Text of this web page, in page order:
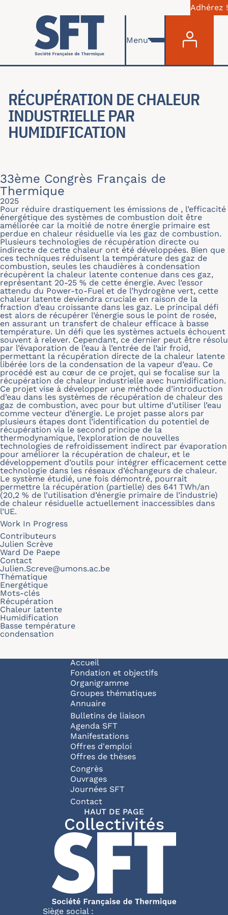
Aller au contenu principal
Adhérez !
Menu
RÉCUPÉRATION DE CHALEUR
INDUSTRIELLE PAR
HUMIDIFICATION
33ème Congrès Français de
Thermique
2025
Pour réduire drastiquement les émissions de , l’efficacité
énergétique des systèmes de combustion doit être
améliorée car la moitié de notre énergie primaire est
perdue en chaleur résiduelle via les gaz de combustion.
Plusieurs technologies de récupération directe ou
indirecte de cette chaleur ont été développées. Bien que
ces techniques réduisent la température des gaz de
combustion, seules les chaudières à condensation
récupèrent la chaleur latente contenue dans ces gaz,
représentant 20-25 % de cette énergie. Avec l’essor
attendu du Power-to-Fuel et de l’hydrogène vert, cette
chaleur latente deviendra cruciale en raison de la
fraction d’eau croissante dans les gaz. Le principal défi
est alors de récupérer l’énergie sous le point de rosée,
en assurant un transfert de chaleur efficace à basse
température. Un défi que les systèmes actuels échouent
souvent à relever. Cependant, ce dernier peut être résolu
par l’évaporation de l’eau à l’entrée de l’air froid,
permettant la récupération directe de la chaleur latente
libérée lors de la condensation de la vapeur d’eau. Ce
procédé est au cœur de ce projet, qui se focalise sur la
récupération de chaleur industrielle avec humidification.
Ce projet vise à développer une méthode d’introduction
d’eau dans les systèmes de récupération de chaleur des
gaz de combustion, avec pour but ultime d’utiliser l’eau
comme vecteur d’énergie. Le projet passe alors par
plusieurs étapes dont l’identification du potentiel de
récupération via le second principe de la
thermodynamique, l’exploration de nouvelles
technologies de refroidissement indirect par évaporation
pour améliorer la récupération de chaleur, et le
développement d’outils pour intégrer efficacement cette
technologie dans les réseaux d’échangeurs de chaleur.
Le système étudié, une fois démontré, pourrait
permettre la récupération (partielle) des 641 TWh/an
(20,2 % de l’utilisation d’énergie primaire de l’industrie)
de chaleur résiduelle actuellement inaccessibles dans
l’UE.
Work In Progress
Contributeurs
Julien Scrève
Ward De Paepe
Contact
Julien.Screve@umons.ac.be
Thématique
Energétique
Mots-clés
Récupération
Chaleur latente
Humidification
Basse température
condensation
Navigation principale
Accueil
Fondation et objectifs
Organigramme
Groupes thématiques
Annuaire
Bulletins de liaison
Agenda SFT
Manifestations
Offres d'emploi
Offres de thèses
Congrès
Ouvrages
Journées SFT
Pied de page
Contact
HAUT DE PAGE
Collectivités
Siège social :